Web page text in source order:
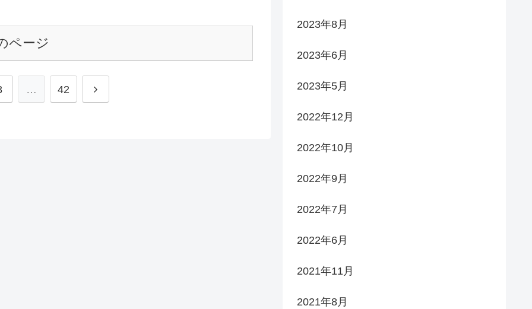
ページ
… 42 次
2023年8月
2023年6月
2023年5月
2022年12月
2022年10月
2022年9月
2022年7月
2022年6月
2021年11月
2021年8月